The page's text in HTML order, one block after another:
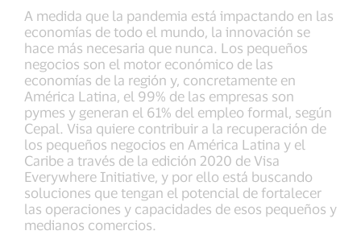
A medida que la pandemia está impactando en las
economías de todo el mundo, la innovación se
hace más necesaria que nunca. Los pequeños
negocios son el motor económico de las
economías de la región y, concretamente en
América Latina, el 99% de las empresas son
pymes y generan el 61% del empleo formal, según
Cepal. Visa quiere contribuir a la recuperación de
los pequeños negocios en América Latina y el
Caribe a través de la edición 2020 de Visa
Everywhere Initiative, y por ello está buscando
soluciones que tengan el potencial de fortalecer
las operaciones y capacidades de esos pequeños y
medianos comercios.